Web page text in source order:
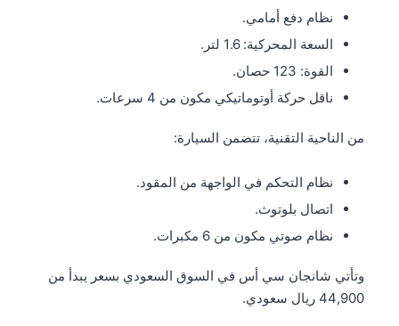
نظام دفع أمامي.
السعة المحركية: 1.6 لتر.
القوة: 123 حصان.
ناقل حركة أوتوماتيكي مكون من 4 سرعات.
من الناحية التقنية، تتضمن السيارة:
نظام التحكم في الواجهة من المقود.
اتصال بلوتوث.
نظام صوتي مكون من 6 مكبرات.
وتأتي شانجان سي أس في السوق السعودي بسعر يبدأ من
44,900 ريال سعودي.